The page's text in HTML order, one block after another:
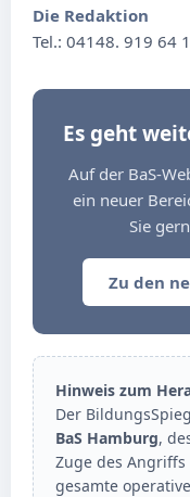
Die Redaktion
Tel.: 04148. 919 64
Es geht
Auf der BaS-
ein neuer
Sie
Zu den
Hinweis zum
Der
BaS Hamburg,
Zuge des
gesamte